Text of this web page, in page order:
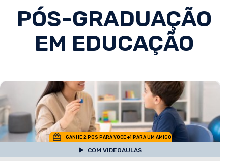
PÓS-GRADUAÇÃO
EM EDUCAÇÃO
GANHE 2 POS PARA VOCE +1 PARA UM AMIGO
COM VIDEOAULAS